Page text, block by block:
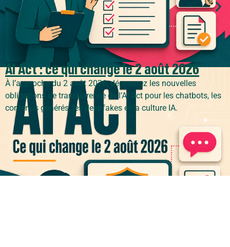
AI Act : ce qui change le 2 août 2026
À l’approche du 2 août 2026, découvrez les nouvelles
obligations de transparence de l’AI Act pour les chatbots, les
contenus générés, les deepfakes et la culture IA.